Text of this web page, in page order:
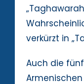
verkürzt in
Auch die